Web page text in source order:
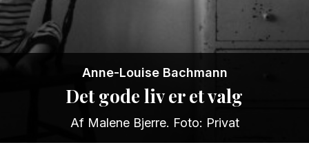
Det gode liv er et valg
Anne-Louise Bachmann
Af Malene Bjerre. Foto: Privat